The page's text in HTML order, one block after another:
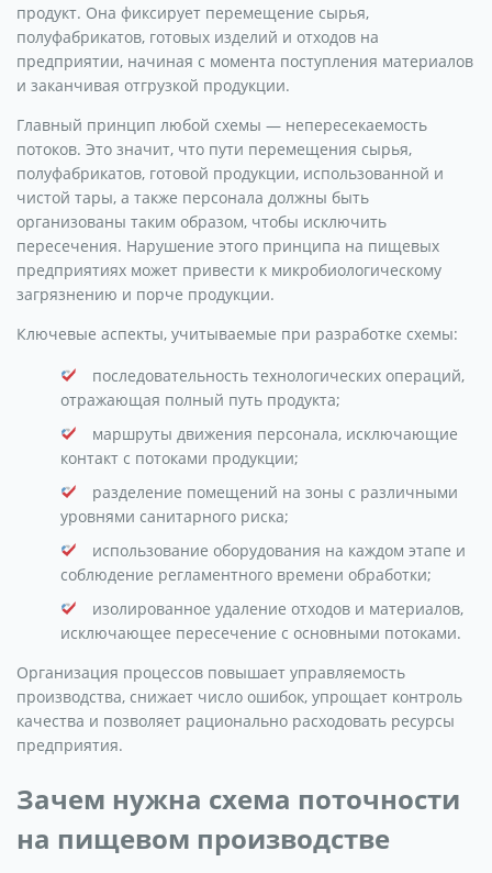
продукт. Она фиксирует перемещение сырья,
полуфабрикатов, готовых изделий и отходов на
предприятии, начиная с момента поступления материалов
и заканчивая отгрузкой продукции.
Главный принцип любой схемы — непересекаемость
потоков. Это значит, что пути перемещения сырья,
полуфабрикатов, готовой продукции, использованной и
чистой тары, а также персонала должны быть
организованы таким образом, чтобы исключить
пересечения. Нарушение этого принципа на пищевых
предприятиях может привести к микробиологическому
загрязнению и порче продукции.
Ключевые аспекты, учитываемые при разработке схемы:
последовательность технологических операций,
отражающая полный путь продукта;
маршруты движения персонала, исключающие
контакт с потоками продукции;
разделение помещений на зоны с различными
уровнями санитарного риска;
использование оборудования на каждом этапе и
соблюдение регламентного времени обработки;
изолированное удаление отходов и материалов,
исключающее пересечение с основными потоками.
Организация процессов повышает управляемость
производства, снижает число ошибок, упрощает контроль
качества и позволяет рационально расходовать ресурсы
предприятия.
Зачем нужна схема поточности
на пищевом производстве